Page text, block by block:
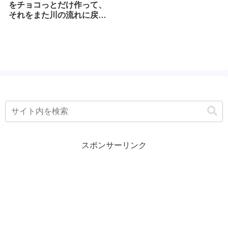
をチョコっとだけ作って、
それをまた川の流れに戻す
スポンサーリンク